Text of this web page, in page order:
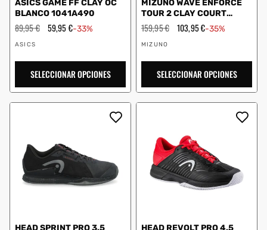
ASICS GAME FF CLAY OC
BLANCO 1041A490
Precio
habitual
89,95 € Precio
59,95 €-33%
Proveedor:
ASICS
SELECCIONAR OPCIONES
MIZUNO WAVE ENFORCE
TOUR 2 CLAY COURT
ROJO/BLANCO 61GC2603
Precio
habitual
159,95 € Precio
103,95 €-35%
Proveedor:
MIZUNO
SELECCIONAR OPCIONES
HEAD SPRINT PRO 3.5 HEAD REVOLT PRO 4.5